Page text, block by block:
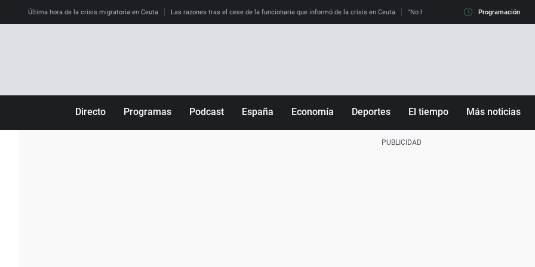
Última hora de la crisis migratoria en Ceuta Las razones tras el cese de la funcionaria que informó de la crisis en Ceuta "No hay mafias, que no nos engañen":
Programación
Directo Programas Podcast España Economía Deportes El tiempo Más noticias